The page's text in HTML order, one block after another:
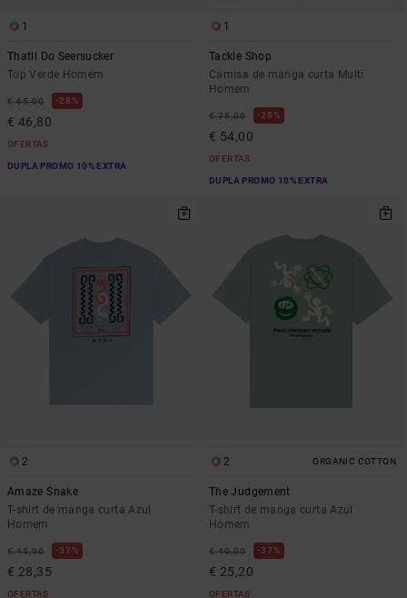
1
Thatll Do Seersucker
Top Verde Homem
€ 65,00 28%
€ 46,80
OFERTAS
DUPLA PROMO 10% EXTRA
1
Tackle Shop
Camisa de manga curta Multi
Homem
€ 75,00 28%
€ 54,00
OFERTAS
DUPLA PROMO 10% EXTRA
2
Amaze Snake
T-shirt de manga curta Azul
Homem
€ 45,00 37%
€ 28,35
OFERTAS
2 ORGANIC COTTON
The Judgement
T-shirt de manga curta Azul
Homem
€ 40,00 37%
€ 25,20
OFERTAS